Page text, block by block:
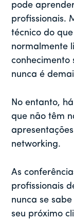
pode
profissionais.
técnico do
normalmente
conhecimento
nunca é
No entanto,
que não têm
networking.
As
profissionais
nunca se
seu próximo